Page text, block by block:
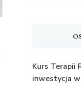
Kurs Terapii
inwestycja